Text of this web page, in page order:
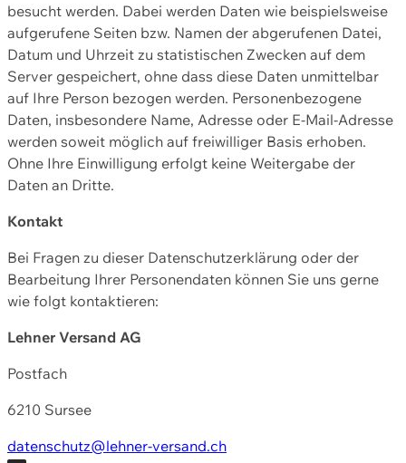
besucht werden. Dabei werden Daten wie beispielsweise
aufgerufene Seiten bzw. Namen der abgerufenen Datei,
Datum und Uhrzeit zu statistischen Zwecken auf dem
Server gespeichert, ohne dass diese Daten unmittelbar
auf Ihre Person bezogen werden. Personenbezogene
Daten, insbesondere Name, Adresse oder E-Mail-Adresse
werden soweit möglich auf freiwilliger Basis erhoben.
Ohne Ihre Einwilligung erfolgt keine Weitergabe der
Daten an Dritte.
Kontakt
Bei Fragen zu dieser Datenschutzerklärung oder der
Bearbeitung Ihrer Personendaten können Sie uns gerne
wie folgt kontaktieren:
Lehner Versand AG
Postfach
6210 Sursee
datenschutz@lehner-versand.ch